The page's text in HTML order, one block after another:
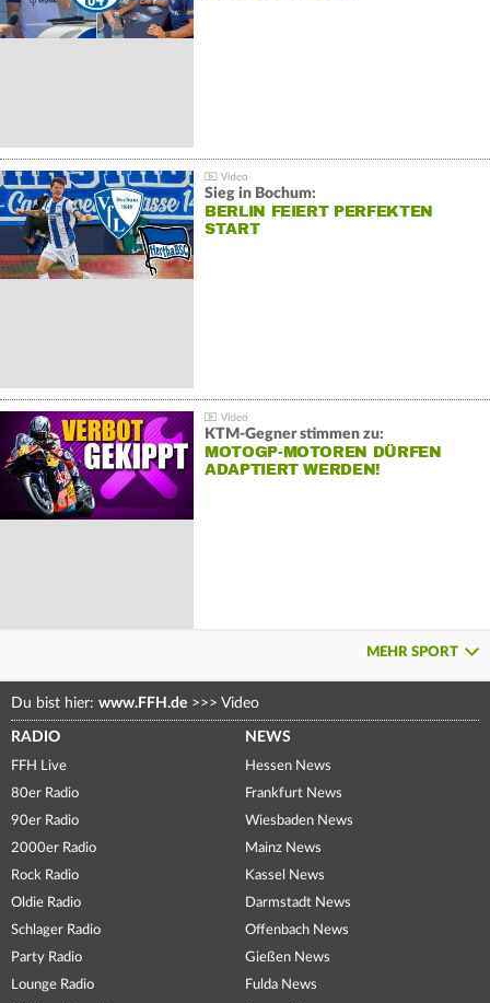
Sieg in Bochum:
BERLIN FEIERT PERFEKTEN
START
KTM-Gegner stimmen zu:
MOTOGP-MOTOREN DÜRFEN
ADAPTIERT WERDEN!
MEHR SPORT
Du bist hier: www.FFH.de >>> Video
RADIO
FFH Live
80er Radio
90er Radio
2000er Radio
Rock Radio
Oldie Radio
Schlager Radio
Party Radio
Lounge Radio
NEWS
Hessen News
Frankfurt News
Wiesbaden News
Mainz News
Kassel News
Darmstadt News
Offenbach News
Gießen News
Fulda News